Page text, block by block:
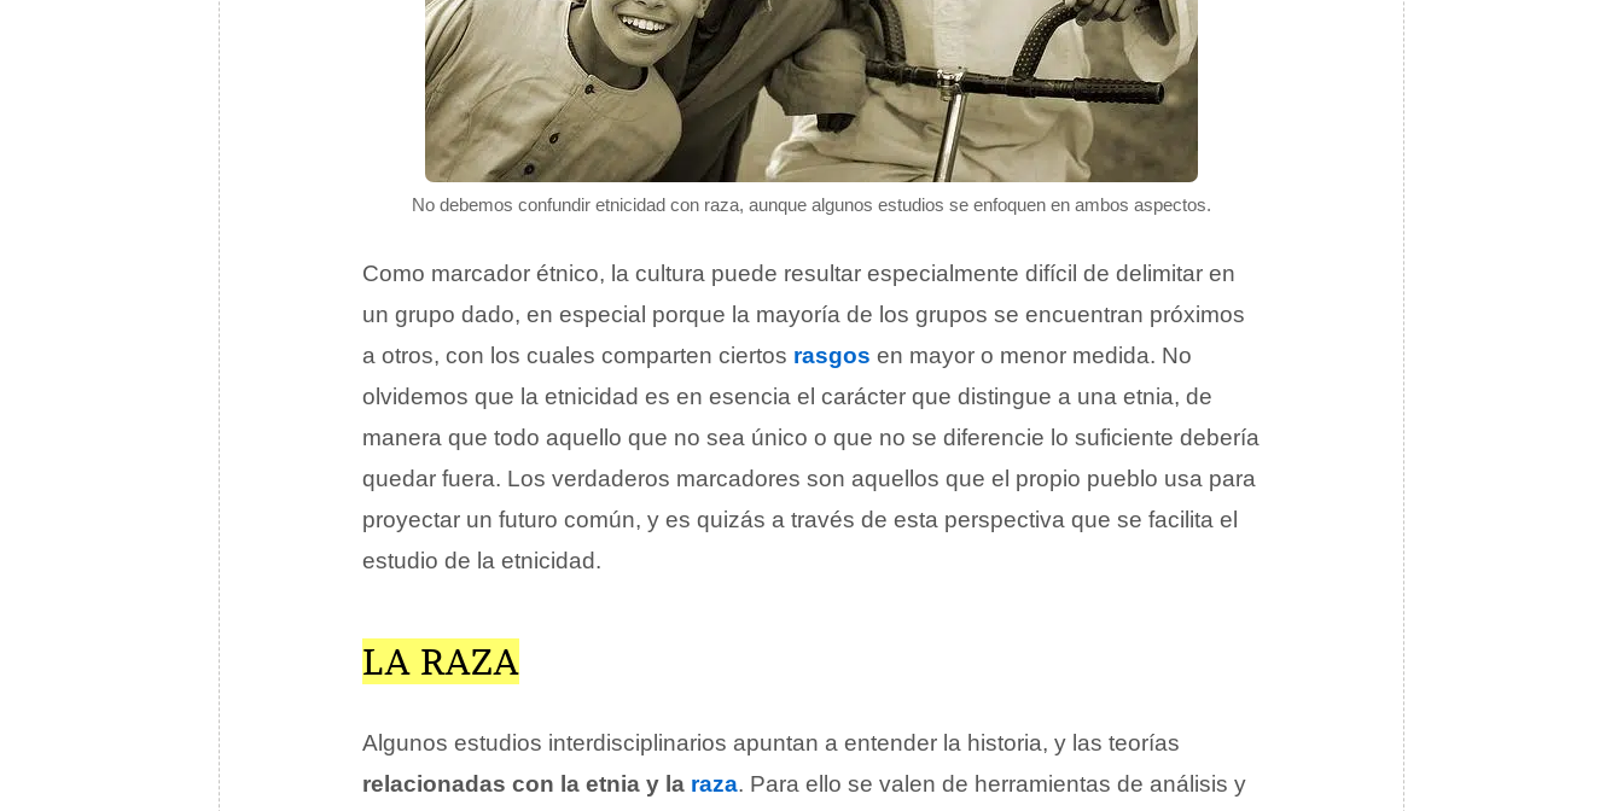
No debemos confundir etnicidad con raza, aunque algunos estudios se enfoquen en ambos aspectos.
Como marcador étnico, la cultura puede resultar especialmente difícil de delimitar en
un grupo dado, en especial porque la mayoría de los grupos se encuentran próximos
a otros, con los cuales comparten ciertos rasgos en mayor o menor medida. No
olvidemos que la etnicidad es en esencia el carácter que distingue a una etnia, de
manera que todo aquello que no sea único o que no se diferencie lo suficiente debería
quedar fuera. Los verdaderos marcadores son aquellos que el propio pueblo usa para
proyectar un futuro común, y es quizás a través de esta perspectiva que se facilita el
estudio de la etnicidad.
LA RAZA
Algunos estudios interdisciplinarios apuntan a entender la historia, y las teorías
relacionadas con la etnia y la raza. Para ello se valen de herramientas de análisis y